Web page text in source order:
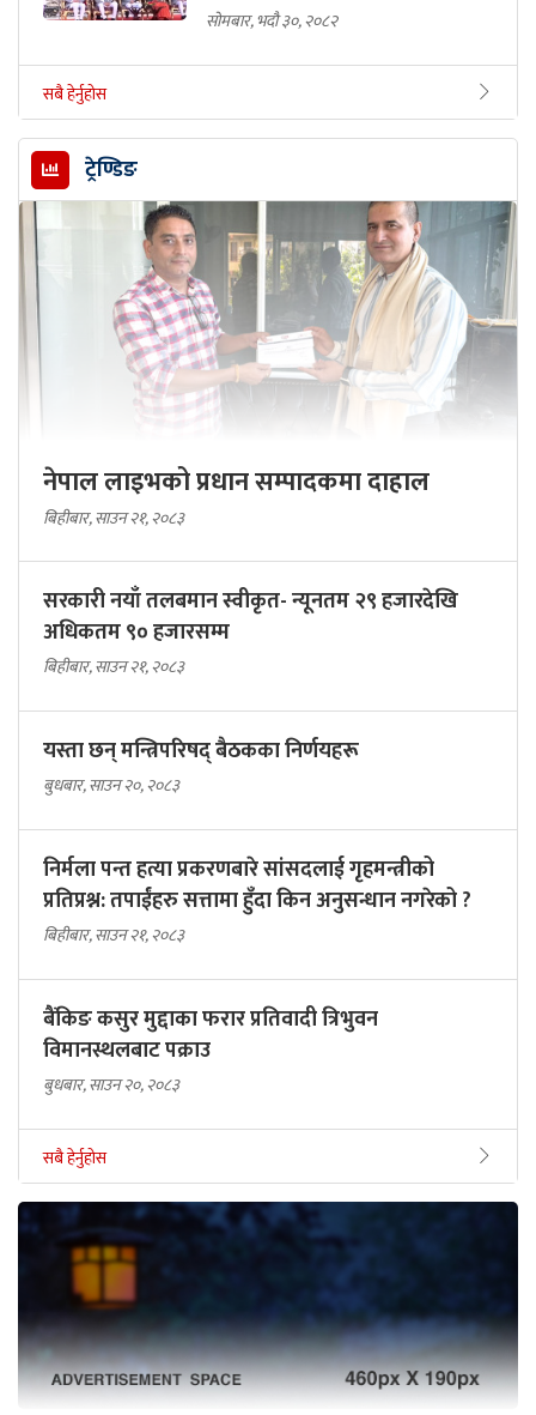
सोमबार, भदौ ३०, २०८२
सबै हेर्नुहोस
ट्रेण्डिङ
नेपाल लाइभको प्रधान सम्पादकमा दाहाल
बिहीबार, साउन २१, २०८३
सरकारी नयाँ तलबमान स्वीकृत- न्यूनतम २९ हजारदेखि
अधिकतम ९० हजारसम्म
बिहीबार, साउन २१, २०८३
यस्ता छन् मन्त्रिपरिषद् बैठकका निर्णयहरू
बुधबार, साउन २०, २०८३
निर्मला पन्त हत्या प्रकरणबारे सांसदलाई गृहमन्त्रीको
प्रतिप्रश्न: तपाईंहरु सत्तामा हुँदा किन अनुसन्धान नगरेको ?
बिहीबार, साउन २१, २०८३
बैंकिङ कसुर मुद्दाका फरार प्रतिवादी त्रिभुवन
विमानस्थलबाट पक्राउ
बुधबार, साउन २०, २०८३
सबै हेर्नुहोस